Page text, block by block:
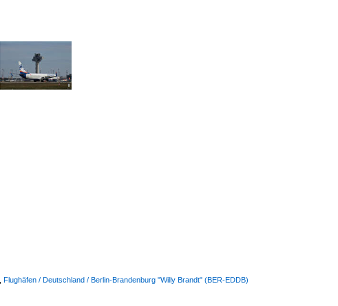
Flughäfen / Deutschland / Berlin-Brandenburg "Willy Brandt" (BER-EDDB)